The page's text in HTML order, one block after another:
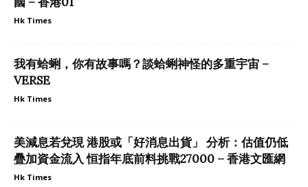
Hk Times
我有蛤蜊，你有故事嗎？談蛤蜊神怪的多重宇宙 –
VERSE
Hk Times
美減息若兌現 港股或「好消息出貨」 分析：估值仍低
疊加資金流入 恒指年底前料挑戰27000 – 香港文匯網
Hk Times